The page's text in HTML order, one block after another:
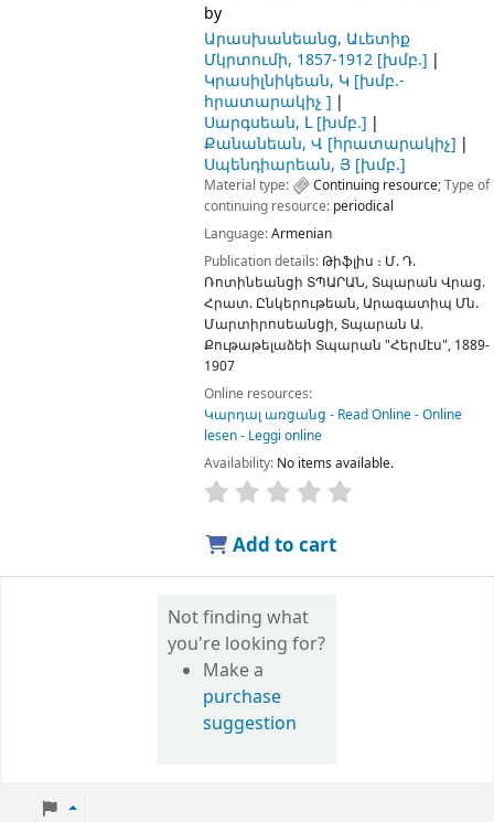
by
Արասխանեանց, Աւետիք
Մկրտումի, 1857-1912[խմբ.]
Կրասիլնիկեան, Կ [խմբ.-
հրատարակիչ ]
Սարգսեան, Լ[խմբ.]
Քանանեան, Վ[հրատարակիչ]
Սպենդիարեան, Յ[խմբ.]
Material type: Continuing resource; Type of
continuing resource: periodical
Language:Armenian
Publication details: Թիֆլիս ։ Մ. Դ.
Ռոտինեանցի ՏՊԱՐԱՆ, Տպարան Վրաց.
Հրատ. Ընկերութեան, Արագատիպ Մն.
Մարտիրոսեանցի, Տպարան Ա.
Քութաթելաձեի Տպարան "Հերմէս", 1889-
1907
Online resources:
Կարդալ առցանց - Read Online - Online
lesen - Leggi online
Availability: No items available.
Add to cart
Not finding what
you're looking for?
Make a
purchase
suggestion